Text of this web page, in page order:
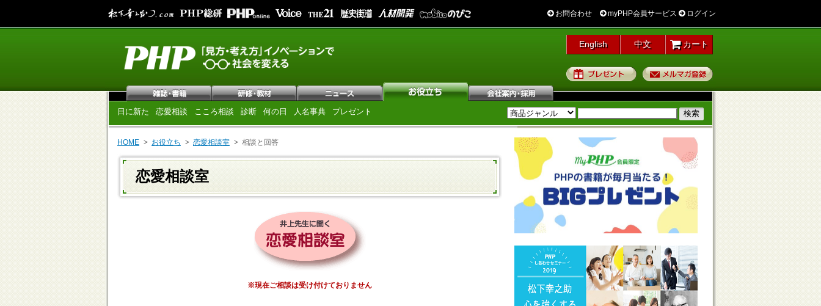
お問合わせ myPHP会員サービス ログイン
English 中文 カート
プレゼント
日に新た 恋愛相談 こころ相談 診断 何の日 人名事典 プレゼント
HOME お役立ち 恋愛相談室 相談と回答
恋愛相談室
※現在ご相談は受け付けておりません